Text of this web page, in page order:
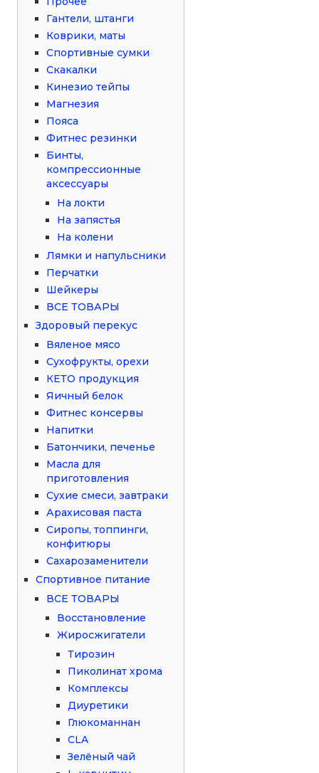
Гантели, штанги
Коврики, маты
Спортивные сумки
Скакалки
Кинезио тейпы
Магнезия
Пояса
Фитнес резинки
Бинты,
компрессионные
аксессуары
На локти
На запястья
На колени
Лямки и напульсники
Перчатки
Шейкеры
ВСЕ ТОВАРЫ
Здоровый перекус
Вяленое мясо
Сухофрукты, орехи
КЕТО продукция
Яичный белок
Фитнес консервы
Напитки
Батончики, печенье
Масла для
приготовления
Сухие смеси, завтраки
Арахисовая паста
Сиропы, топпинги,
конфитюры
Сахарозаменители
Спортивное питание
ВСЕ ТОВАРЫ
Восстановление
Жиросжигатели
Тирозин
Пиколинат хрома
Комплексы
Диуретики
Глюкоманнан
CLA
Зелёный чай